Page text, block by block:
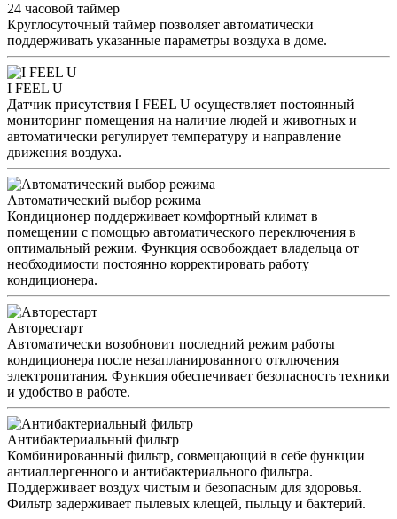
24 часовой таймер
Круглосуточный таймер позволяет автоматически
поддерживать указанные параметры воздуха в доме.
I FEEL U
Датчик присутствия I FEEL U осуществляет постоянный
мониторинг помещения на наличие людей и животных и
автоматически регулирует температуру и направление
движения воздуха.
Автоматический выбор режима
Кондиционер поддерживает комфортный климат в
помещении с помощью автоматического переключения в
оптимальный режим. Функция освобождает владельца от
необходимости постоянно корректировать работу
кондиционера.
Авторестарт
Автоматически возобновит последний режим работы
кондиционера после незапланированного отключения
электропитания. Функция обеспечивает безопасность техники
и удобство в работе.
Антибактериальный фильтр
Комбинированный фильтр, совмещающий в себе функции
антиаллергенного и антибактериального фильтра.
Поддерживает воздух чистым и безопасным для здоровья.
Фильтр задерживает пылевых клещей, пыльцу и бактерий.